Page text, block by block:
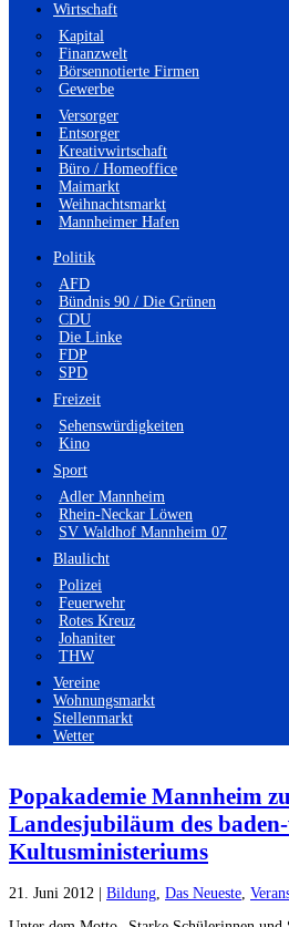
Wirtschaft
Kapital
Finanzwelt
Börsennotierte Firmen
Gewerbe
Versorger
Entsorger
Kreativwirtschaft
Büro / Homeoffice
Maimarkt
Weihnachtsmarkt
Mannheimer Hafen
Politik
AFD
Bündnis 90 / Die Grünen
CDU
Die Linke
FDP
SPD
Freizeit
Sehenswürdigkeiten
Kino
Sport
Adler Mannheim
Rhein-Neckar Löwen
SV Waldhof Mannheim 07
Blaulicht
Polizei
Feuerwehr
Rotes Kreuz
Johaniter
THW
Vereine
Wohnungsmarkt
Stellenmarkt
Wetter
Popakademie Mannheim
Landesjubiläum des
Kultusministeriums
21. Juni 2012 Bildung Das Neueste